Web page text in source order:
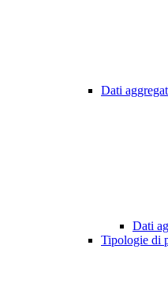
Dati
Dati
Tipologie di